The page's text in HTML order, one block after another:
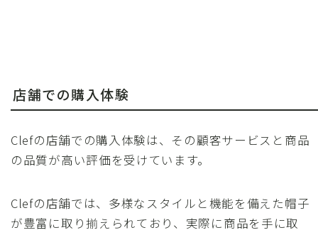
店舗での購入体験
Clefの店舗での購入体験は、その顧客サービスと商品
の品質が高い評価を受けています。
Clefの店舗では、多様なスタイルと機能を備えた帽子
が豊富に取り揃えられており、実際に商品を手に取